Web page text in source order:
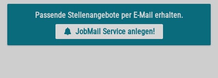
Passende Stellenangebote per E-Mail erhalten.
JobMail Service anlegen!